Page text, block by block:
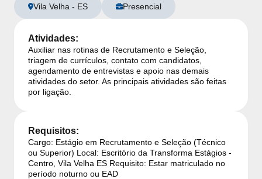
Vila Velha - ES Presencial
Atividades:
Auxiliar nas rotinas de Recrutamento e Seleção,
triagem de currículos, contato com candidatos,
agendamento de entrevistas e apoio nas demais
atividades do setor. As principais atividades são feitas
por ligação.
Requisitos:
Cargo: Estágio em Recrutamento e Seleção (Técnico
ou Superior) Local: Escritório da Transforma Estágios -
Centro, Vila Velha ES Requisito: Estar matriculado no
período noturno ou EAD